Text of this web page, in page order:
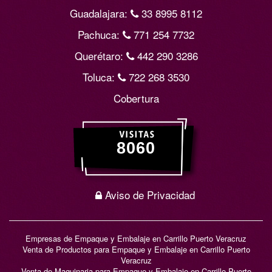
Guadalajara:
33 8995 8112
Pachuca:
771 254 7732
Querétaro:
442 290 3286
Toluca:
722 268 3530
Cobertura
Aviso de Privacidad
Empresas de Empaque y Embalaje en Carrillo Puerto Veracruz
Venta de Productos para Empaque y Embalaje en Carrillo Puerto
Veracruz